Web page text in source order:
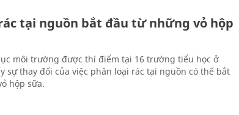
tại nguồn bắt đầu từ những vỏ hộp
môi trường được thí điểm tại 16 trường tiểu học ở
sự thay đổi của việc phân loại rác tại nguồn có thể bắt
hộp sữa.